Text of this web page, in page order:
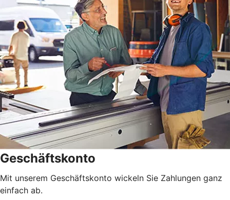
Geschäftskonto
Mit unserem Geschäftskonto wickeln Sie Zahlungen ganz
einfach ab.